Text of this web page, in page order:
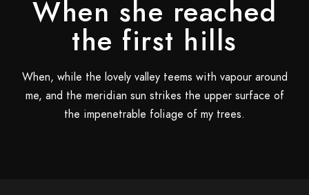
When she reached
the first hills
When, while the lovely valley teems with vapour around
me, and the meridian sun strikes the upper surface of
the impenetrable foliage of my trees.